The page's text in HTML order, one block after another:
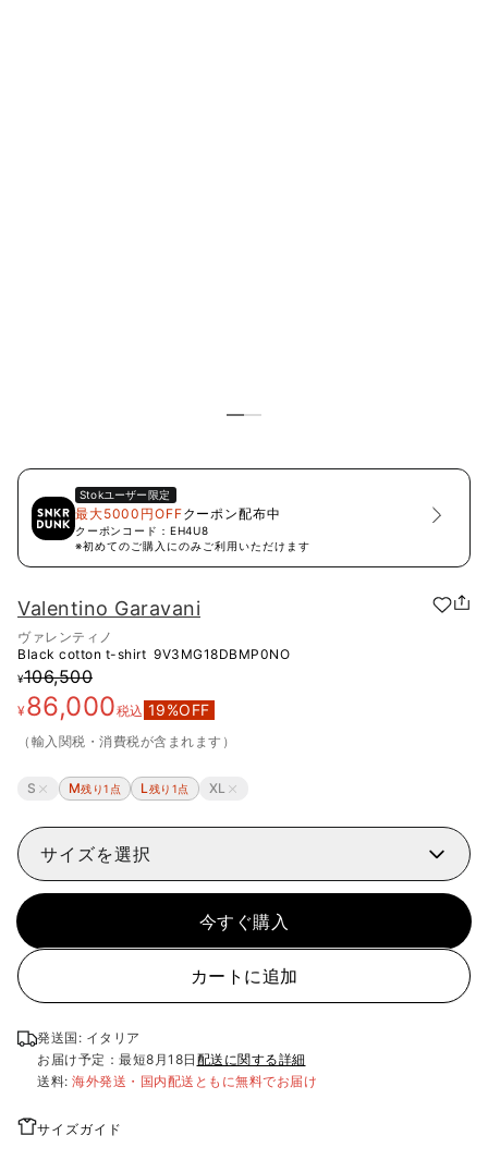
Stokユーザー限定
最大5000円OFFクーポン配布中
クーポンコード： EH4U8
※初めてのご購入にのみご利用いただけます
Valentino Garavani
ヴァレンティノ
Black cotton t-shirt 9V3MG18DBMP0NO
¥106,500
¥86,000税込 19%OFF
（輸入関税・消費税が含まれます）
S M残り1点 L残り1点 XL
サイズを選択
今すぐ購入
カートに追加
発送国: イタリア
お届け予定：最短8月18日 配送に関する詳細
送料: 海外発送・国内配送ともに無料でお届け
サイズガイド